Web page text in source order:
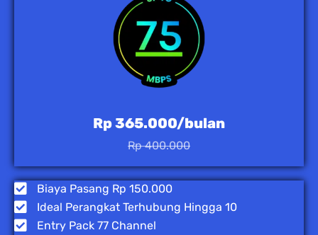
Rp 365.000/bulan
Rp 400.000
Biaya Pasang Rp 150.000
Ideal Perangkat Terhubung Hingga 10
Entry Pack 77 Channel